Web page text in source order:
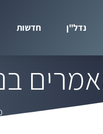
נדל"ן חדשות